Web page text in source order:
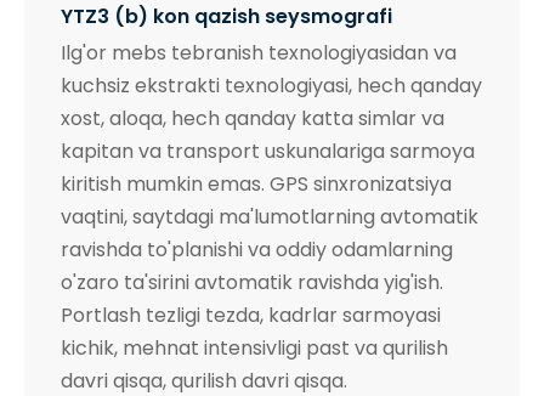
YTZ3 (b) kon qazish seysmografi
Ilg'or mebs tebranish texnologiyasidan va
kuchsiz ekstrakti texnologiyasi, hech qanday
xost, aloqa, hech qanday katta simlar va
kapitan va transport uskunalariga sarmoya
kiritish mumkin emas. GPS sinxronizatsiya
vaqtini, saytdagi ma'lumotlarning avtomatik
ravishda to'planishi va oddiy odamlarning
o'zaro ta'sirini avtomatik ravishda yig'ish.
Portlash tezligi tezda, kadrlar sarmoyasi
kichik, mehnat intensivligi past va qurilish
davri qisqa, qurilish davri qisqa.